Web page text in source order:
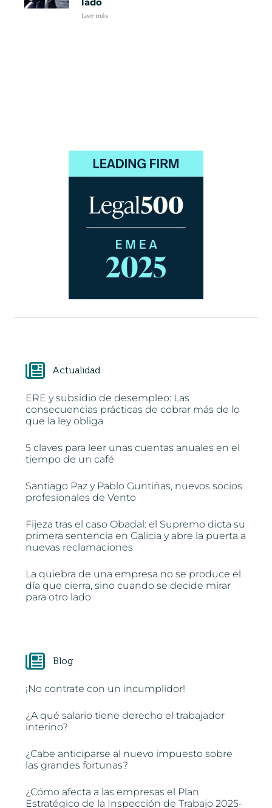
Leer más
Actualidad
ERE y subsidio de desempleo: Las
consecuencias prácticas de cobrar más de lo
que la ley obliga
5 claves para leer unas cuentas anuales en el
tiempo de un café
Santiago Paz y Pablo Guntiñas, nuevos socios
profesionales de Vento
Fijeza tras el caso Obadal: el Supremo dicta su
primera sentencia en Galicia y abre la puerta a
nuevas reclamaciones
La quiebra de una empresa no se produce el
día que cierra, sino cuando se decide mirar
para otro lado
Blog
¡No contrate con un incumplidor!
¿A qué salario tiene derecho el trabajador
interino?
¿Cabe anticiparse al nuevo impuesto sobre
las grandes fortunas?
¿Cómo afecta a las empresas el Plan
Estratégico de la Inspección de Trabajo 2025-